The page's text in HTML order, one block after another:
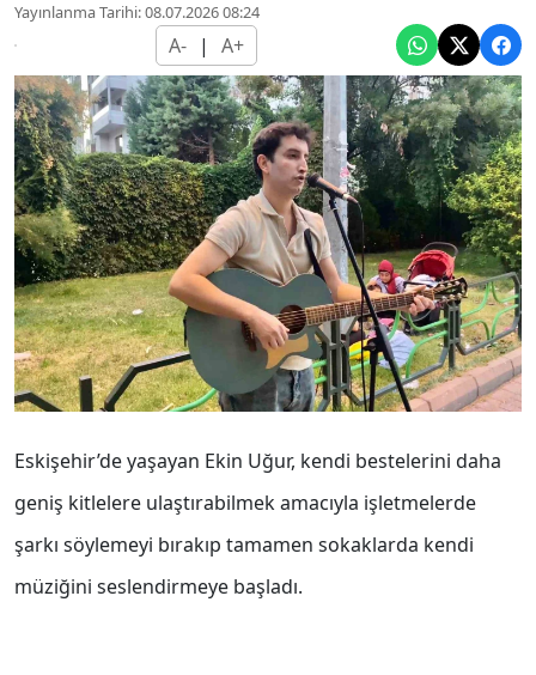
Yayınlanma Tarihi: 08.07.2026 08:24
A- | A+
Eskişehir’de yaşayan Ekin Uğur, kendi bestelerini daha
geniş kitlelere ulaştırabilmek amacıyla işletmelerde
şarkı söylemeyi bırakıp tamamen sokaklarda kendi
müziğini seslendirmeye başladı.